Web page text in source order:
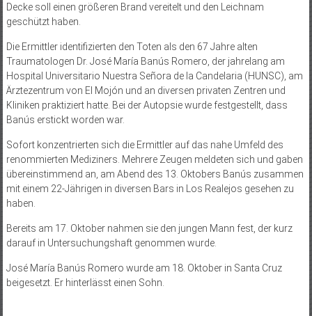
Decke soll einen größeren Brand vereitelt und den Leichnam
geschützt haben.
Die Ermittler identifizierten den Toten als den 67 Jahre alten
Traumatologen Dr. José María Banús Romero, der jahrelang am
Hospital Universitario Nuestra Señora de la Candelaria (HUNSC), am
Ärztezentrum von El Mojón und an diversen privaten Zentren und
Kliniken praktiziert hatte. Bei der Autopsie wurde festgestellt, dass
Banús erstickt worden war.
Sofort konzentrierten sich die Ermittler auf das nahe Umfeld des
renommierten Mediziners. Mehrere Zeugen meldeten sich und gaben
übereinstimmend an, am Abend des 13. Oktobers Banús zusammen
mit einem 22-Jährigen in diversen Bars in Los Realejos gesehen zu
haben.
Bereits am 17. Oktober nahmen sie den jungen Mann fest, der kurz
darauf in Untersuchungshaft genommen wurde.
José María Banús Romero wurde am 18. Oktober in Santa Cruz
beigesetzt. Er hinterlässt einen Sohn.